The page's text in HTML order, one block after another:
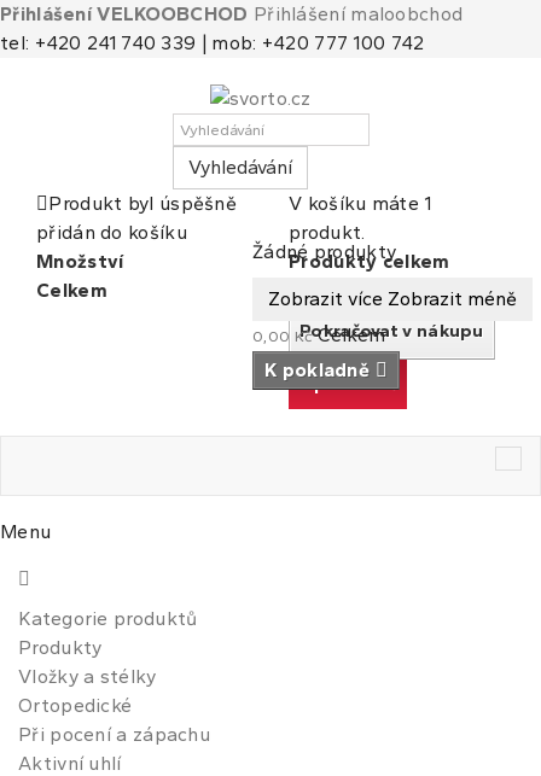
Přihlášení VELKOOBCHOD Přihlášení maloobchod
tel: +420 241 740 339 | mob: +420 777 100 742
Vyhledávání
Košík
(prázdný)
Žádné produkty
Zobrazit více Zobrazit méně
0,00 Kč Celkem
K pokladně
Produkt byl úspěšně
přidán do košíku
Množství
Celkem
V košíku máte 1
produkt.
Produkty celkem
Celkem
Pokračovat v nákupu
K pokladně
Menu
Kategorie produktů
Produkty
Vložky a stélky
Ortopedické
Při pocení a zápachu
Aktivní uhlí